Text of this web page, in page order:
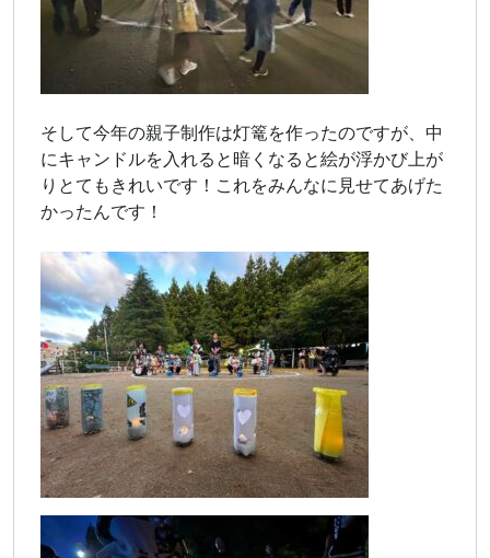
そして今年の親子制作は灯篭を作ったのですが、中
にキャンドルを入れると暗くなると絵が浮かび上が
りとてもきれいです！これをみんなに見せてあげた
かったんです！